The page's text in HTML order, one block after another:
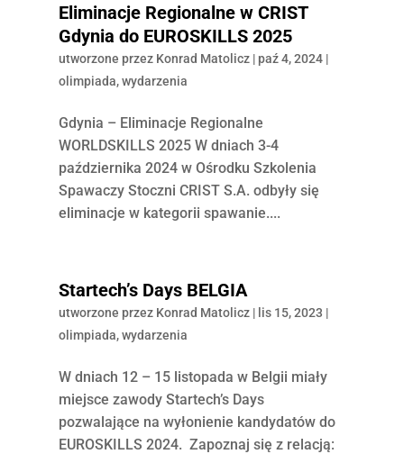
Eliminacje Regionalne w CRIST
Gdynia do EUROSKILLS 2025
utworzone przez Konrad Matolicz| paź 4, 2024|
olimpiada,wydarzenia
Gdynia – Eliminacje Regionalne
WORLDSKILLS 2025 W dniach 3-4
października 2024 w Ośrodku Szkolenia
Spawaczy Stoczni CRIST S.A. odbyły się
eliminacje w kategorii spawanie....
Startech’s Days BELGIA
utworzone przez Konrad Matolicz| lis 15, 2023 |
olimpiada,wydarzenia
W dniach 12 – 15 listopada w Belgii miały
miejsce zawody Startech’s Days
pozwalające na wyłonienie kandydatów do
EUROSKILLS 2024. Zapoznaj się z relacją: